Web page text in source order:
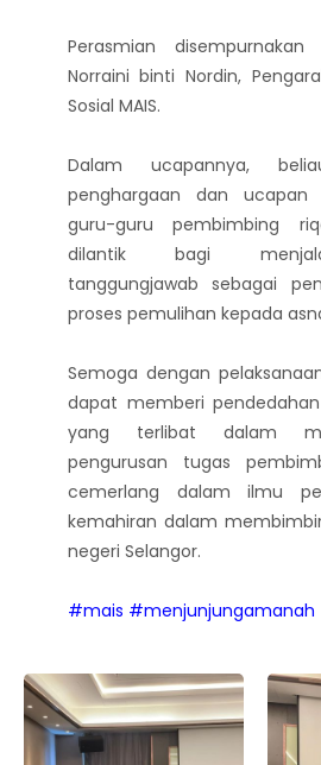
Perasmian
Norraini binti Nordin,
Sosial MAIS.
Dalam ucapannya,
penghargaan dan ucapan
guru-guru pembimbing
dilantik bagi
tanggungjawab sebagai
proses pemulihan kepada
Semoga dengan
dapat memberi
yang terlibat dalam
pengurusan tugas
cemerlang dalam ilmu
kemahiran dalam
negeri Selangor.
#mais #menjunjungamanah